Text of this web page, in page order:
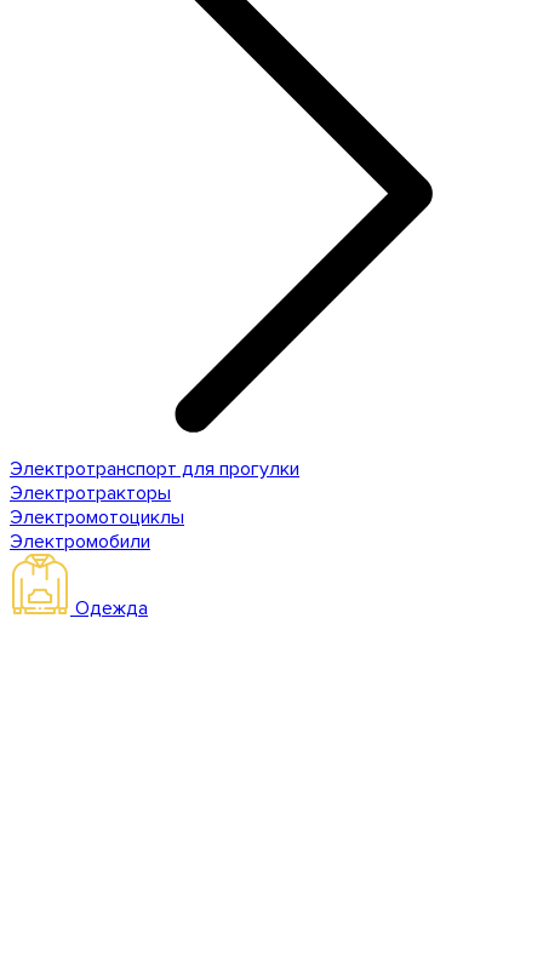
Электротранспорт для прогулки
Электротракторы
Электромотоциклы
Электромобили
Одежда